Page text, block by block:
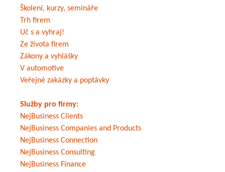
Školení, kurzy, semináře
Trh firem
Uč s a vyhraj!
Ze života firem
Zákony a vyhlášky
V automotive
Veřejné zakázky a poptávky
Služby pro firmy:
NejBusiness Clients
NejBusiness Companies and Products
NejBusiness Connection
NejBusiness Consulting
NejBusiness Finance